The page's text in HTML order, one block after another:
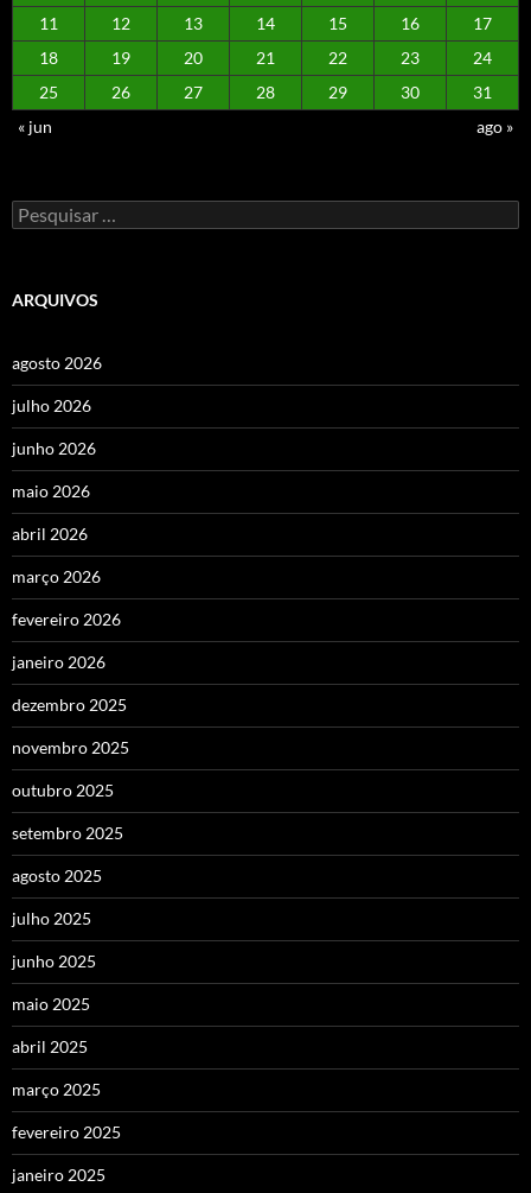
11
12 13 14 15 16
17
18
19 20 21 22 23
24
25
26 27 28 29 30
31
« jun
ago »
Pesquisar
por:
ARQUIVOS
agosto 2026
julho 2026
junho 2026
maio 2026
abril 2026
março 2026
fevereiro 2026
janeiro 2026
dezembro 2025
novembro 2025
outubro 2025
setembro 2025
agosto 2025
julho 2025
junho 2025
maio 2025
abril 2025
março 2025
fevereiro 2025
janeiro 2025